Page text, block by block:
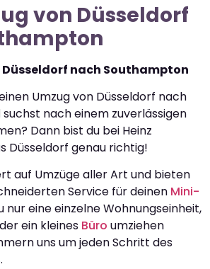
von Düsseldorf
nach Southampton
Umzug von Düsseldorf nach
nach einem zuverlässigen
Dann bist du bei Heinz
Düsseldorf genau richtig!
auf Umzüge aller Art und bieten
Service für deinen Mini-
nur eine einzelne Wohnungseinheit,
ein kleines Büro umziehen
uns um jeden Schritt des